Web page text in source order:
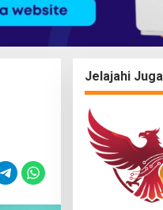
Jelajahi Juga